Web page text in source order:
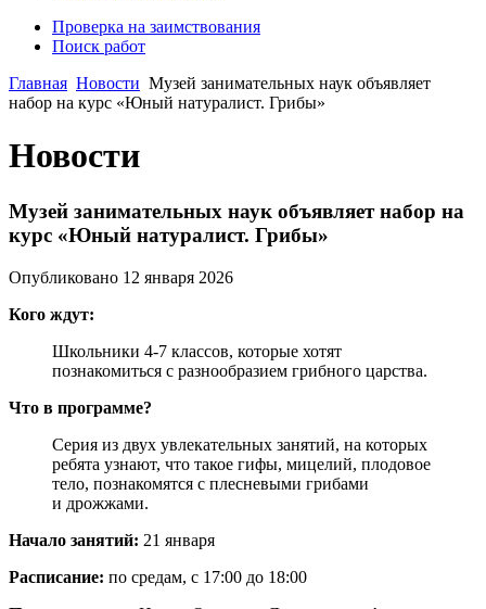
Проверка на заимствования
Поиск работ
Главная Новости Музей занимательных наук объявляет
набор на курс «Юный натуралист. Грибы»
Новости
Музей занимательных наук объявляет набор на
курс «Юный натуралист. Грибы»
Опубликовано 12 января 2026
Кого ждут:
Школьники 4-7 классов, которые хотят
познакомиться с разнообразием грибного царства.
Что в программе?
Серия из двух увлекательных занятий, на которых
ребята узнают, что такое гифы, мицелий, плодовое
тело, познакомятся с плесневыми грибами
и дрожжами.
Начало занятий: 21 января
Расписание: по средам, с 17:00 до 18:00